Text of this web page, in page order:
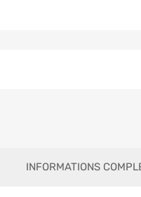
INFORMATIONS